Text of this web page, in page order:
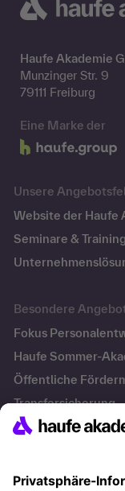
Haufe Akademie
Munzinger Str. 9
79111 Freiburg
Eine Marke der
Unsere
Website der Haufe
Seminare &
Besondere
Fokus
Haufe Sommer-
Öffentliche
Transfersicherung